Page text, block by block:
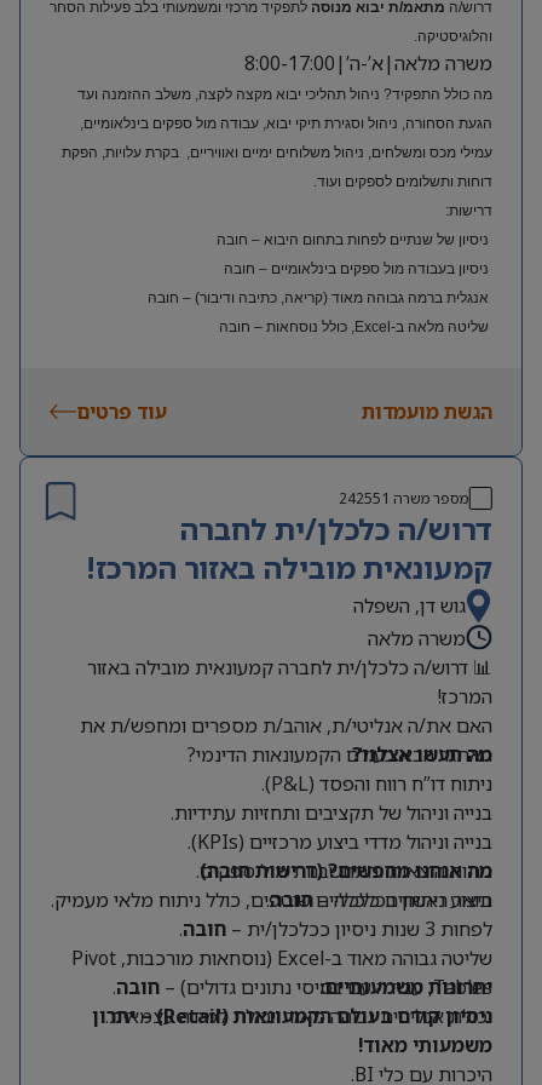
דרוש/ה מתאמ/ת יבוא מנוסה לתפקיד מרכזי ומשמעותי בלב פעילות הסחר
והלוגיסטיקה.
משרה מלאה|א’-ה’|8:00-17:00
מה כולל התפקיד? ניהול תהליכי יבוא מקצה לקצה, משלב ההזמנה ועד
הגעת הסחורה, ניהול וסגירת תיקי יבוא, עבודה מול ספקים בינלאומיים,
עמילי מכס ומשלחים, ניהול משלוחים ימיים ואוויריים, בקרת עלויות, הפקת
דוחות ותשלומים לספקים ועוד.
דרישות:
ניסיון של שנתיים לפחות בתחום היבוא – חובה
ניסיון בעבודה מול ספקים בינלאומיים – חובה
אנגלית ברמה גבוהה מאוד (קריאה, כתיבה ודיבור) – חובה
שליטה מלאה ב-Excel, כולל נוסחאות – חובה
הגשת מועמדות עוד פרטים
מספר משרה 242551
דרוש/ה כלכלן/ית לחברה
קמעונאית מובילה באזור המרכז!
גוש דן, השפלה
משרה מלאה
📊 דרוש/ה כלכלן/ית לחברה קמעונאית מובילה באזור
המרכז!
האם את/ה אנליטי/ת, אוהב/ת מספרים ומחפש/ת את
האתגר הבא בעולם הקמעונאות הדינמי?
מה תעשו אצלנו?
ניתוח דו”ח רווח והפסד (P&L).
בנייה וניהול של תקציבים ותחזיות עתידיות.
בנייה וניהול מדדי ביצוע מרכזיים (KPIs).
ניתוח הוצאות והתחשבנות מול ספקים.
ביצוע ניתוחים כלכליים שוטפים, כולל ניתוח מלאי מעמיק.
מה אנחנו מחפשים? (דרישות חובה)
תואר ראשון בכלכלה –חובה.
לפחות 3 שנות ניסיון ככלכלן/ית –
חובה.
שליטה גבוהה מאוד ב-Excel (נוסחאות מורכבות, Pivot
Tables, עבודה עם בסיסי נתונים גדולים) –
חובה.
יכולת אנליטית גבוהה מאוד ויכולת למידה עצמאית.
יתרונות משמעותיים:
ניסיון קודם בעולם הקמעונאות (Retail) – יתרון
משמעותי מאוד!
היכרות עם כלי BI.